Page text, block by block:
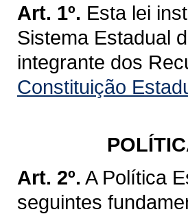
Art. 1º. Esta lei
Sistema Estadual
integrante dos
Constituição
Art. 2º. A Política
seguintes